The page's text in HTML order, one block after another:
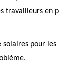
travailleurs en
solaires pour